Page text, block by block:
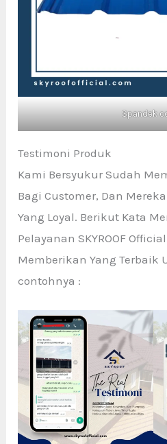
Spandek
Testimoni Produk
Kami Bersyukur Sudah
Bagi Customer, Dan
Yang Loyal. Berikut Kata
Pelayanan SKYROOF
Memberikan Yang Terbaik
contohnya :